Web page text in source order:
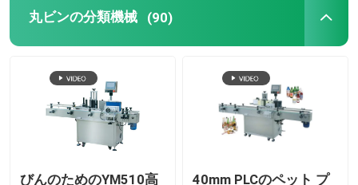
丸ビンの分類機械 (90)
びんのためのYM510高
40mm PLCのペット プ